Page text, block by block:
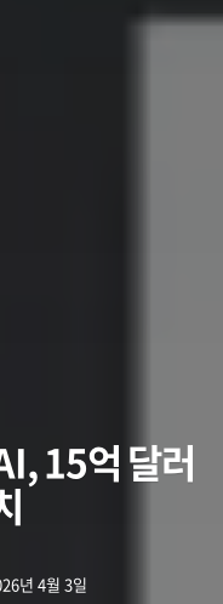
15억 달러
년 4월 3일